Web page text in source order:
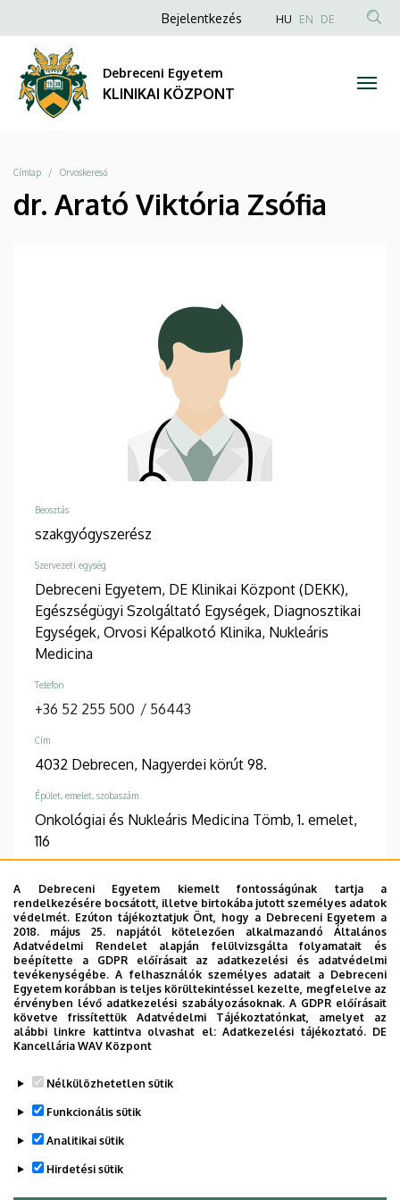
A Debreceni Egyetem kiemelt fontosságúnak tartja a
rendelkezésére bocsátott, illetve birtokába jutott személyes adatok
védelmét. Ezúton tájékoztatjuk Önt, hogy a Debreceni Egyetem a
2018. május 25. napjától kötelezően alkalmazandó Általános
Adatvédelmi Rendelet alapján felülvizsgálta folyamatait és
beépítette a GDPR előírásait az adatkezelési és adatvédelmi
tevékenységébe. A felhasználók személyes adatait a Debreceni
Egyetem korábban is teljes körültekintéssel kezelte, megfelelve az
érvényben lévő adatkezelési szabályozásoknak. A GDPR előírásait
követve frissítettük Adatvédelmi Tájékoztatónkat, amelyet az
alábbi linkre kattintva olvashat el:Adatkezelési tájékoztató. DE
Kancellária WAV Központ
Nélkülözhetetlen sütik
Funkcionális sütik
Analitikai sütik
Hirdetési sütik
KLINIKAI
KÖZPONT
a
tartalomra
Anonim
fiók
menüje
Bejelentkezés HU EN DE
Debreceni Egyetem
KLINIKAI KÖZPONT
Morzsa
Címlap Orvoskereső
dr. Arató Viktória Zsófia
Beosztás
szakgyógyszerész
Szervezeti egység
Debreceni Egyetem, DE Klinikai Központ (DEKK),
Egészségügyi Szolgáltató Egységek, Diagnosztikai
Egységek, Orvosi Képalkotó Klinika, Nukleáris
Medicina
Telefon
+36 52 255 500 / 56443
Cím
4032 Debrecen, Nagyerdei körút 98.
Épület, emelet, szobaszám
Onkológiai és Nukleáris Medicina Tömb, 1. emelet,
116
Információk
Végzettség
okleveles gyógyszerész
Szakvizsga
szakgyógyszerész
Beszélt nyelvek
spanyol angol